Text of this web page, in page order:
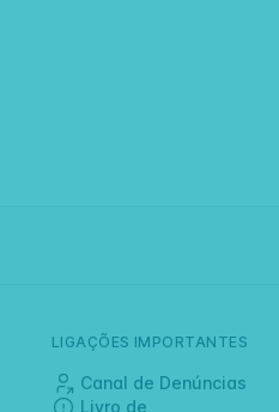
LIGAÇÕES IMPORTANTES
Canal de Denúncias
Livro de